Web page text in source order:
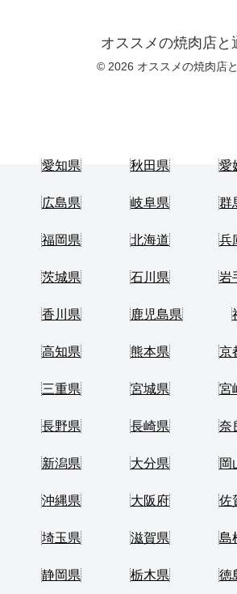
オススメの焼肉店と
© 2026 オススメの焼肉店と
愛知県 秋田県 愛
広島県 岐阜県 群
福岡県 北海道 兵
茨城県 石川県 岩
香川県 鹿児島県
高知県 熊本県 京
三重県 宮城県 宮
長野県 長崎県 奈
新潟県 大分県 岡
沖縄県 大阪府 佐
埼玉県 滋賀県 島
静岡県 栃木県 徳